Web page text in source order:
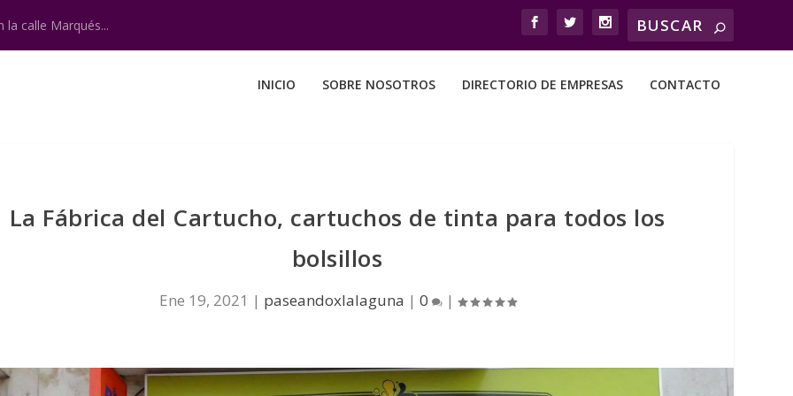
la calle Marqués...
INICIO SOBRE NOSOTROS DIRECTORIO DE EMPRESAS CONTACTO
La Fábrica del Cartucho, cartuchos de tinta para todos los
bolsillos
Ene 19, 2021 | paseandoxlalaguna | 0 |